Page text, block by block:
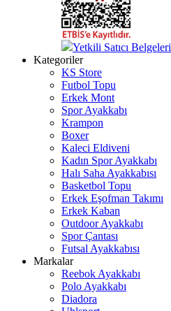
Yetkili Satıcı Belgeleri
Kategoriler
KS Store
Futbol Topu
Erkek Mont
Spor Ayakkabı
Krampon
Boxer
Kaleci Eldiveni
Kadın Spor Ayakkabı
Halı Saha Ayakkabısı
Basketbol Topu
Erkek Eşofman Takımı
Erkek Kaban
Outdoor Ayakkabı
Spor Çantası
Futsal Ayakkabısı
Markalar
Reebok Ayakkabı
Polo Ayakkabı
Diadora